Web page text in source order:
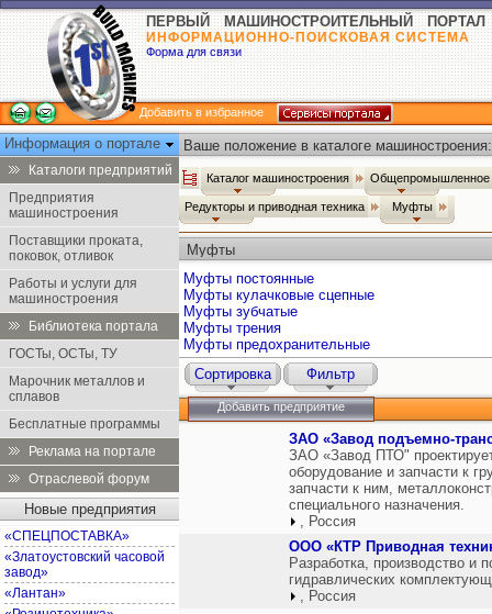
ПЕРВЫЙ МАШИНОСТРОИТЕЛЬНЫЙ ПОРТАЛ
ИНФОРМАЦИОННО-ПОИСКОВАЯ СИСТЕМА
Форма для связи
Добавить в избранное
Информация о портале
Каталоги предприятий
Предприятия
машиностроения
Поставщики проката,
поковок, отливок
Работы и услуги для
машиностроения
Библиотека портала
ГОСТы, ОСТы, ТУ
Марочник металлов и
сплавов
Бесплатные программы
Реклама на портале
Отраслевой форум
Новые предприятия
«СПЕЦПОСТАВКА»
«Златоустовский часовой
завод»
«Лантан»
Ваше положение в каталоге машиностроения:
Каталог машиностроения Общепромышленное
Редукторы и приводная техника Муфты
Муфты
Муфты постоянные
Муфты кулачковые сцепные
Муфты зубчатые
Муфты трения
Муфты предохранительные
Сортировка
Фильтр
Добавить предприятие
ЗАО «Завод подъемно-
ЗАО «Завод ПТО"
оборудование и запчасти к
запчасти к ним,
специального назначения.
, Россия
ООО «КТР Приводная
Разработка, производство и
гидравлических
, Россия